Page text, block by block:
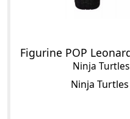
Ninja
Ninja